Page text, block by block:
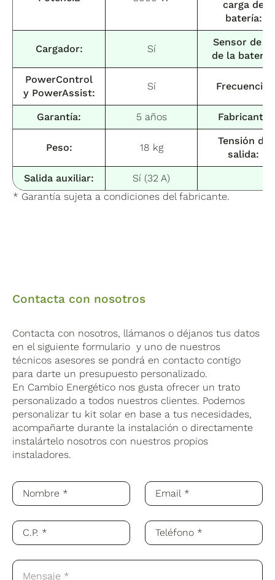
carga de
batería:
Cargador: Sí
Sensor de Tª
de la batería:
PowerControl
y PowerAssist:
Sí Frecuencia:
Garantía: 5 años Fabricante
Peso: 18 kg
Tensión de
salida:
Salida auxiliar:
Sí (32 A)
* Garantía sujeta a condiciones del fabricante.
Contacta con nosotros
Contacta con nosotros, llámanos o déjanos tus datos
en el siguiente formulario y uno de nuestros
técnicos asesores se pondrá en contacto contigo
para darte un presupuesto personalizado.
En Cambio Energético nos gusta ofrecer un trato
personalizado a todos nuestros clientes. Podemos
personalizar tu kit solar en base a tus necesidades,
acompañarte durante la instalación o directamente
instalártelo nosotros con nuestros propios
instaladores.